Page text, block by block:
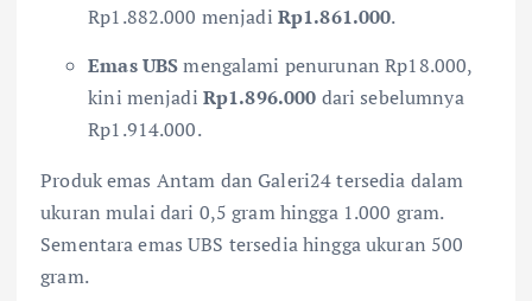
Rp1.882.000 menjadi Rp1.861.000.
Emas UBSmengalami penurunan Rp18.000,
kini menjadi Rp1.896.000 dari sebelumnya
Rp1.914.000.
Produk emas Antam dan Galeri24 tersedia dalam
ukuran mulai dari 0,5 gram hingga 1.000 gram.
Sementara emas UBS tersedia hingga ukuran 500
gram.